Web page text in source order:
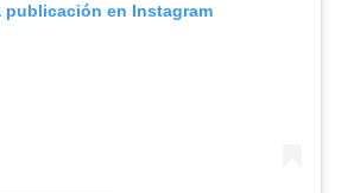
publicación en Instagram